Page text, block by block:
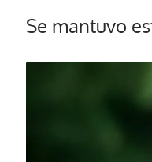
Se mantuvo